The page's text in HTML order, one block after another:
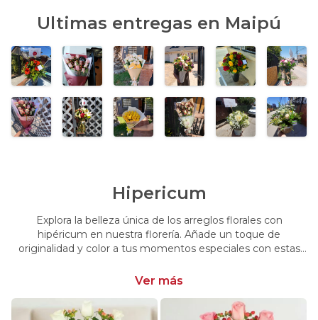
Ultimas entregas en Maipú
Hipericum
Explora la belleza única de los arreglos florales con
hipéricum en nuestra florería. Añade un toque de
originalidad y color a tus momentos especiales con estas
y dale un toque distintivo y vibrante a tus emociones.
Ver más